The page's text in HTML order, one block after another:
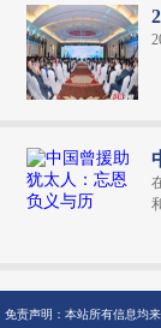
免责声明：本站所有信息均